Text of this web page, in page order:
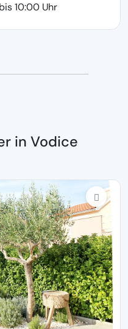
bis 10:00 Uhr
in Vodice